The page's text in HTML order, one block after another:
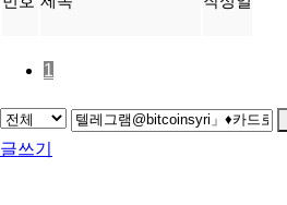
1
글쓰기